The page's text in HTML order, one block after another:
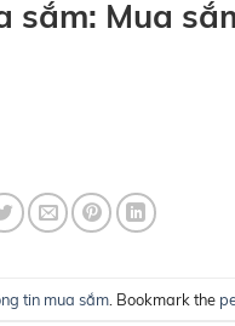
sắm: Mua
tin mua sắm . Bookmark the